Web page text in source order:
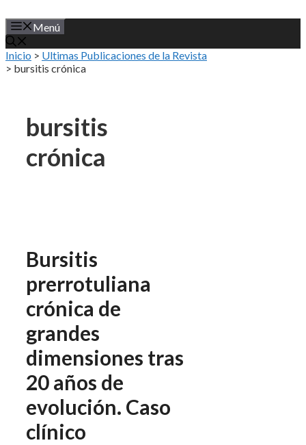
Menú
Inicio > Ultimas Publicaciones de la Revista
> bursitis crónica
bursitis
crónica
Bursitis
prerrotuliana
crónica de
grandes
dimensiones tras
20 años de
evolución. Caso
clínico